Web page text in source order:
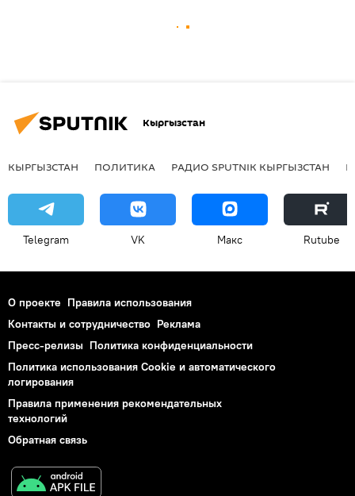
Кыргызстан
КЫРГЫЗСТАН ПОЛИТИКА РАДИО SPUTNIK КЫРГЫЗСТАН
Telegram VK Макс Rutube
О проекте Правила использования
Контакты и сотрудничество Реклама
Пресс-релизы Политика конфиденциальности
Политика использования Cookie и автоматического
логирования
Правила применения рекомендательных
технологий
Обратная связь